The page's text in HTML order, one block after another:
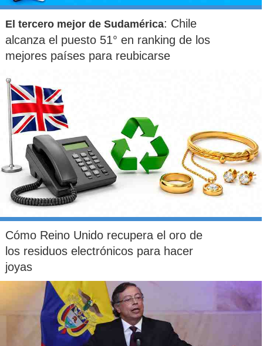
El tercero mejor de Sudamérica: Chile
alcanza el puesto 51° en ranking de los
mejores países para reubicarse
Cómo Reino Unido recupera el oro de
los residuos electrónicos para hacer
joyas